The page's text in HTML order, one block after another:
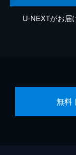
U-NEXTがお届
無料